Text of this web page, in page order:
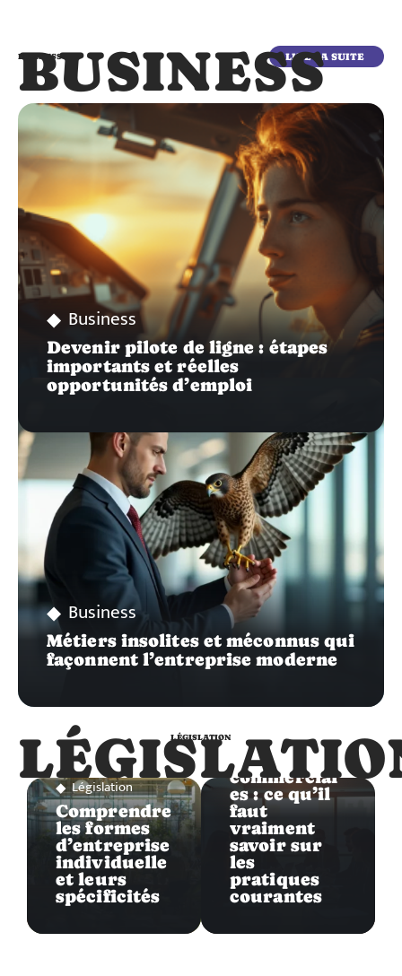
BUSINESS
BUSINESS LIRE LA SUITE
Business
Devenir pilote de ligne : étapes
importants et réelles
opportunités d’emploi
Business
Métiers insolites et méconnus qui
façonnent l’entreprise moderne
LÉGISLATION
Législation
Comprendre
les formes
d’entreprise
individuelle
et leurs
spécificités
Législation
Règles
commercial
es : ce qu’il
faut
vraiment
savoir sur
les
pratiques
courantes